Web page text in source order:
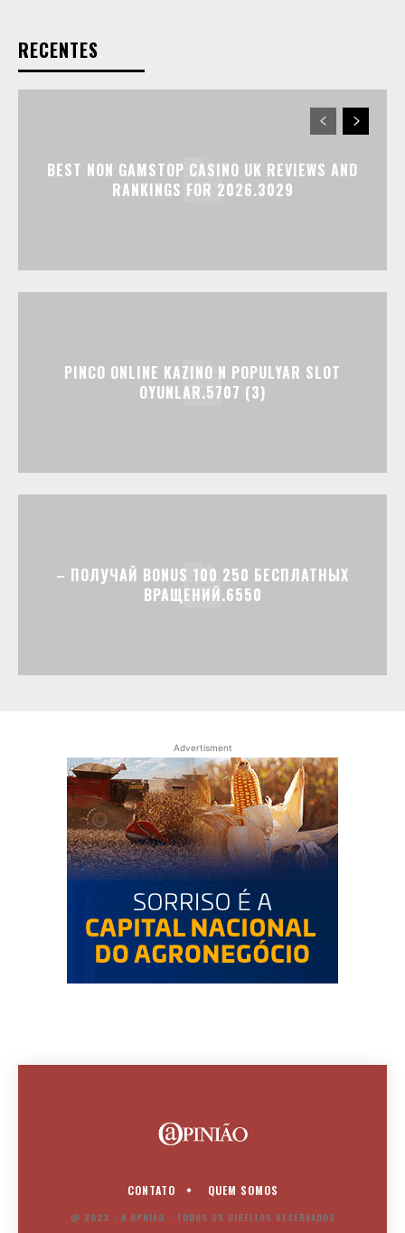
RECENTES
BEST NON GAMSTOP CASINO UK REVIEWS AND
RANKINGS FOR 2026.3029
PINCO ONLINE KAZINO N POPULYAR SLOT
OYUNLAR.5707 (3)
– ПОЛУЧАЙ BONUS 100 250 БЕСПЛАТНЫХ
ВРАЩЕНИЙ.6550
Advertisment
CONTATO QUEM SOMOS
@ 2023 - A OPNIÃO - TODOS OS DIREITOS RESERVADOS